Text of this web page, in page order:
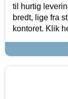
til hurtig
bredt, lige fra
kontoret. Klik